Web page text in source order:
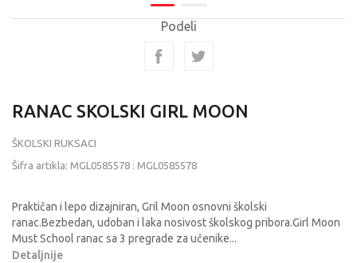
Podeli
RANAC SKOLSKI GIRL MOON
ŠKOLSKI RUKSACI
Šifra artikla: MGL0585578 : MGL0585578
Praktičan i lepo dizajniran, Gril Moon osnovni školski
ranac.Bezbedan, udoban i laka nosivost školskog pribora.Girl Moon
Must School ranac sa 3 pregrade za učenike...
Detaljnije